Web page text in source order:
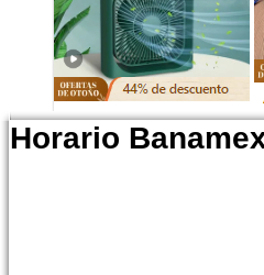
Horario